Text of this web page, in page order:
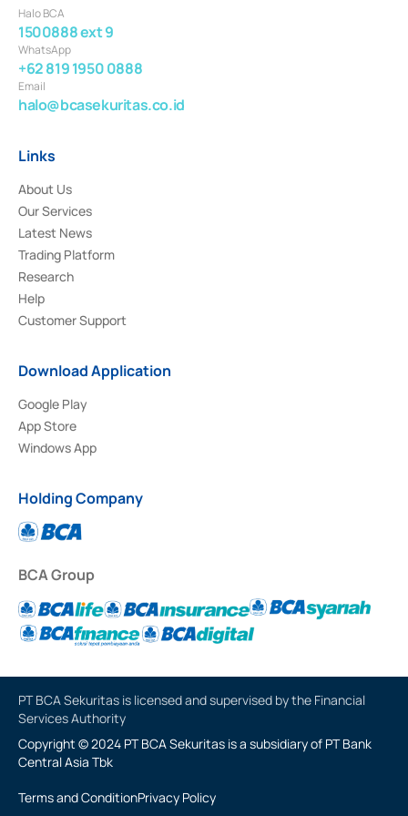
Halo BCA
1500888 ext 9
WhatsApp
+62 819 1950 0888
Email
halo@bcasekuritas.co.id
Links
About Us
Our Services
Latest News
Trading Platform
Research
Help
Customer Support
Download Application
Google Play
App Store
Windows App
Holding Company
BCA Group
PT BCA Sekuritas is licensed and supervised by the Financial
Services Authority
Copyright © 2024 PT BCA Sekuritas is a subsidiary of PT Bank
Central Asia Tbk
Terms and ConditionPrivacy Policy